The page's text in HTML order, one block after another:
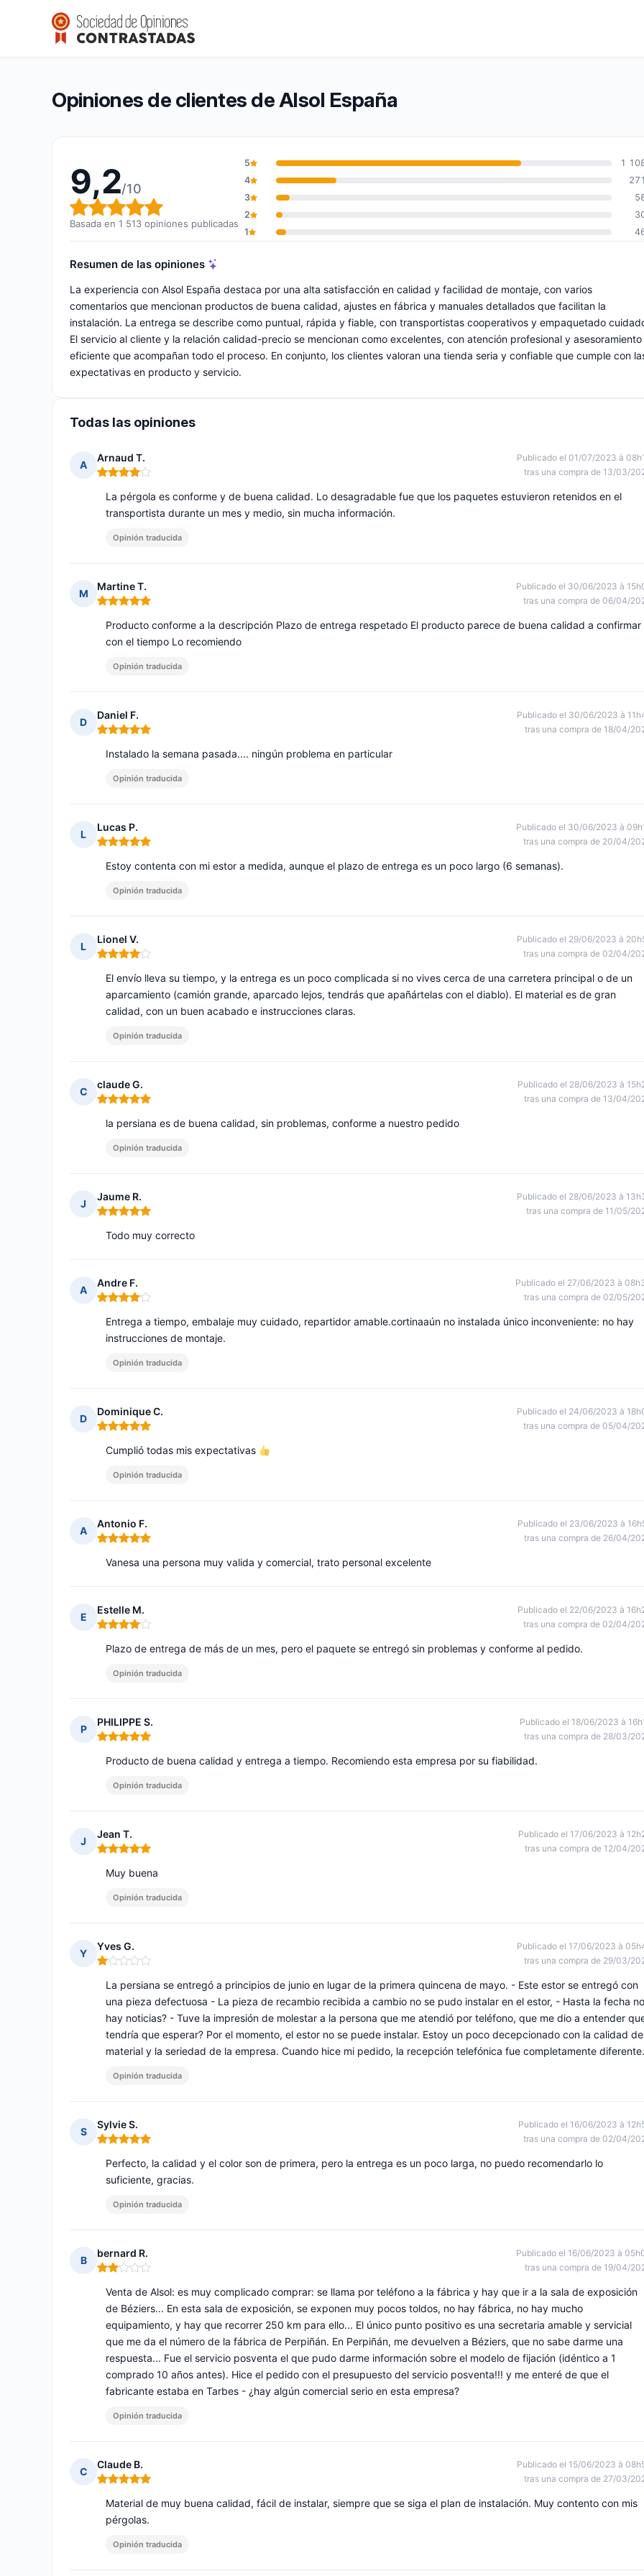
Alsol España
Calificación global: 9,2 de 10
9,2/10(1 513 opiniones)
Opiniones de clientes de Alsol España
9,2/10
Calificación global: 9,2 de 10
Basada en 1 513 opiniones publicadas
5
1
4
271
3
2
1
Resumen de las opiniones
La experiencia con Alsol España destaca por una alta satisfacción en calidad y facilidad de montaje, con varios
comentarios que mencionan productos de buena calidad, ajustes en fábrica y manuales detallados que facilitan la
instalación. La entrega se describe como puntual, rápida y fiable, con transportistas cooperativos y empaquetado
El servicio al cliente y la relación calidad-precio se mencionan como excelentes, con atención profesional y asesoramiento
eficiente que acompañan todo el proceso. En conjunto, los clientes valoran una tienda seria y confiable que cumple con
expectativas en producto y servicio.
Todas las opiniones
A
Arnaud T.
Nota: 4 de 5
Publicado el 01/07/2023 à
tras una compra de 13/03/
La pérgola es conforme y de buena calidad. Lo desagradable fue que los paquetes estuvieron retenidos en el
transportista durante un mes y medio, sin mucha información.
Opinión traducida
M
Martine T.
Nota: 5 de 5
Publicado el 30/06/2023 à
tras una compra de 06/04/
Producto conforme a la descripción Plazo de entrega respetado El producto parece de buena calidad a confirmar
con el tiempo Lo recomiendo
Opinión traducida
D
Daniel F.
Nota: 5 de 5
Publicado el 30/06/2023 à
tras una compra de 18/04/
Instalado la semana pasada.... ningún problema en particular
Opinión traducida
L
Lucas P.
Nota: 5 de 5
Publicado el 30/06/2023 à
tras una compra de 20/04/
Estoy contenta con mi estor a medida, aunque el plazo de entrega es un poco largo (6 semanas).
Opinión traducida
L
Lionel V.
Nota: 4 de 5
Publicado el 29/06/2023 à
tras una compra de 02/04/
El envío lleva su tiempo, y la entrega es un poco complicada si no vives cerca de una carretera principal o de un
aparcamiento (camión grande, aparcado lejos, tendrás que apañártelas con el diablo). El material es de gran
calidad, con un buen acabado e instrucciones claras.
Opinión traducida
C
claude G.
Nota: 5 de 5
Publicado el 28/06/2023 à
tras una compra de 13/04/
la persiana es de buena calidad, sin problemas, conforme a nuestro pedido
Opinión traducida
J
Jaume R.
Nota: 5 de 5
Publicado el 28/06/2023 à
tras una compra de 11/05/
Todo muy correcto
A
Andre F.
Nota: 4 de 5
Publicado el 27/06/2023 à
tras una compra de 02/05/
Entrega a tiempo, embalaje muy cuidado, repartidor amable.cortinaaún no instalada único inconveniente: no hay
instrucciones de montaje.
Opinión traducida
D
Dominique C.
Nota: 5 de 5
Publicado el 24/06/2023 à
tras una compra de 05/04/
Cumplió todas mis expectativas
Opinión traducida
A
Antonio F.
Nota: 5 de 5
Publicado el 23/06/2023 à
tras una compra de 26/04/
Vanesa una persona muy valida y comercial, trato personal excelente
E
Estelle M.
Nota: 4 de 5
Publicado el 22/06/2023 à
tras una compra de 02/04/
Plazo de entrega de más de un mes, pero el paquete se entregó sin problemas y conforme al pedido.
Opinión traducida
P
PHILIPPE S.
Nota: 5 de 5
Publicado el 18/06/2023 à
tras una compra de 28/03/
Producto de buena calidad y entrega a tiempo. Recomiendo esta empresa por su fiabilidad.
Opinión traducida
J
Jean T.
Nota: 5 de 5
Publicado el 17/06/2023 à
tras una compra de 12/04/
Muy buena
Opinión traducida
Y
Yves G.
Nota: 1 de 5
Publicado el 17/06/2023 à
tras una compra de 29/03/
La persiana se entregó a principios de junio en lugar de la primera quincena de mayo. - Este estor se entregó con
una pieza defectuosa - La pieza de recambio recibida a cambio no se pudo instalar en el estor, - Hasta la fecha no
hay noticias? - Tuve la impresión de molestar a la persona que me atendió por teléfono, que me dio a entender
tendría que esperar? Por el momento, el estor no se puede instalar. Estoy un poco decepcionado con la calidad
material y la seriedad de la empresa. Cuando hice mi pedido, la recepción telefónica fue completamente diferente.
Opinión traducida
S
Sylvie S.
Nota: 5 de 5
Publicado el 16/06/2023 à
tras una compra de 02/04/
Perfecto, la calidad y el color son de primera, pero la entrega es un poco larga, no puedo recomendarlo lo
suficiente, gracias.
Opinión traducida
B
bernard R.
Nota: 2 de 5
Publicado el 16/06/2023 à
tras una compra de 19/04/
Venta de Alsol: es muy complicado comprar: se llama por teléfono a la fábrica y hay que ir a la sala de exposición
de Béziers... En esta sala de exposición, se exponen muy pocos toldos, no hay fábrica, no hay mucho
equipamiento, y hay que recorrer 250 km para ello... El único punto positivo es una secretaria amable y servicial
que me da el número de la fábrica de Perpiñán. En Perpiñán, me devuelven a Béziers, que no sabe darme una
respuesta... Fue el servicio posventa el que pudo darme información sobre el modelo de fijación (idéntico a 1
comprado 10 años antes). Hice el pedido con el presupuesto del servicio posventa!!! y me enteré de que el
fabricante estaba en Tarbes - ¿hay algún comercial serio en esta empresa?
Opinión traducida
C
Claude B.
Nota: 5 de 5
Publicado el 15/06/2023 à
tras una compra de 27/03/
Material de muy buena calidad, fácil de instalar, siempre que se siga el plan de instalación. Muy contento con mis
pérgolas.
Opinión traducida